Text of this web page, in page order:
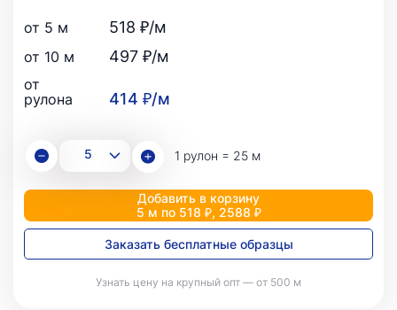
от 5 м 518 ₽/м
от 10 м 497 ₽/м
от
рулона
414 ₽/м
1 рулон = 25 м
Добавить в корзину
5 м по 518 ₽, 2588 ₽
Заказать бесплатные образцы
Узнать цену на крупный опт — от 500 м